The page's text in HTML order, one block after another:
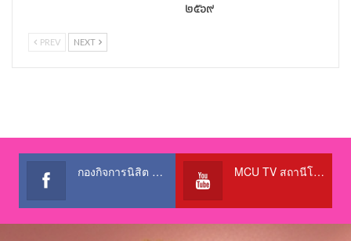
๒๕๖๙
PREV NEXT
กองกิจการนิสิต สำนักงานอธิการบดี MCU TV สถานีโทรทัศน์เพื่อการศึกษา @OfficialTBCChannel